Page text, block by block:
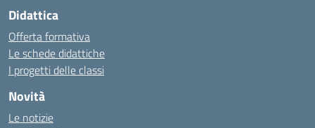
Didattica
Offerta formativa
Le schede didattiche
I progetti delle classi
Novità
Le notizie